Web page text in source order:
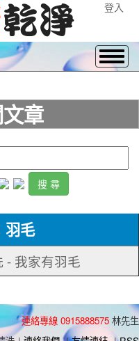
登入
章
羽毛
- 我家有羽毛
連絡專線 0915888575 林先生